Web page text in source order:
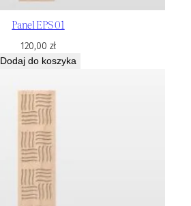
Panel EPS 01
120,00 zł
Dodaj do koszyka